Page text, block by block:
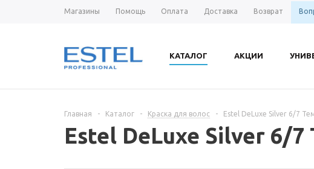
Магазины Помощь Оплата Доставка Возврат
КАТАЛОГ АКЦИИ
Главная - Каталог - Краска для волос - Estel DeLuxe Silver 6/7
Estel DeLuxe Silver 6/